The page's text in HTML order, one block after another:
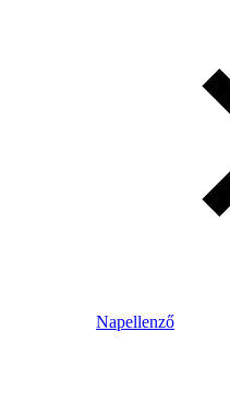
Napellenző